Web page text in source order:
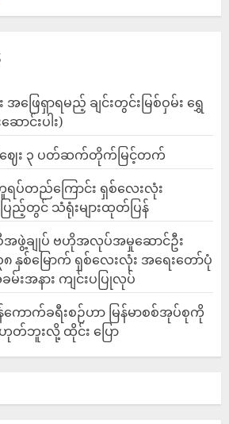
ဖြေရှာရမည့် ချင်းတွင်းမြစ်ဝှမ်း ရွှေ
ာင်းပါး)
ေး ၃ ပတ်ဆက်တိုက်မြင့်တက်
ရပ်တည်ကြောင်း ရှစ်လေးလုံး
ြည့်တွင် သံရုံးများထုတ်ပြန်
အဖွဲ့ချုပ် ဗဟိုအလုပ်အမှုဆောင်ဦး
နှစ်မြောက် ရှစ်လေးလုံး အရေးတော်ပုံ
းအနား ကျင်းပပြုလုပ်
ောက်ခရီးစဉ်ဟာ မြန်မာစစ်အုပ်စုကို
တ်ဘူးလို့ ထိုင်း ပြော